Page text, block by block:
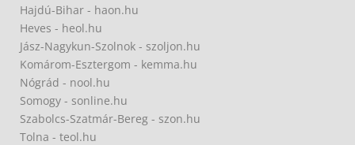
Hajdú-Bihar - haon.hu
Heves - heol.hu
Jász-Nagykun-Szolnok - szoljon.hu
Komárom-Esztergom - kemma.hu
Nógrád - nool.hu
Somogy - sonline.hu
Szabolcs-Szatmár-Bereg - szon.hu
Tolna - teol.hu